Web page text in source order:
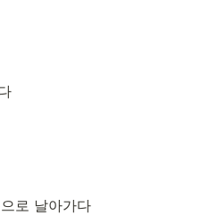
로 날아가다